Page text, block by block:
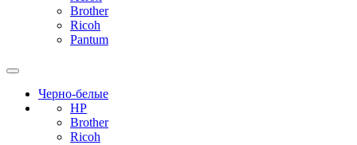
Brother
Ricoh
Pantum
Черно-белые
HP
Brother
Ricoh